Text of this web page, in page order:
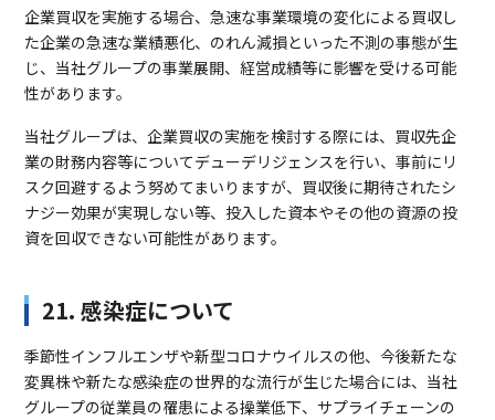
企業買収を実施する場合、急速な事業環境の変化による買収し
た企業の急速な業績悪化、のれん減損といった不測の事態が生
じ、当社グループの事業展開、経営成績等に影響を受ける可能
性があります。
当社グループは、企業買収の実施を検討する際には、買収先企
業の財務内容等についてデューデリジェンスを行い、事前にリ
スク回避するよう努めてまいりますが、買収後に期待されたシ
ナジー効果が実現しない等、投入した資本やその他の資源の投
資を回収できない可能性があります。
21. 感染症について
季節性インフルエンザや新型コロナウイルスの他、今後新たな
変異株や新たな感染症の世界的な流行が生じた場合には、当社
グループの従業員の罹患による操業低下、サプライチェーンの